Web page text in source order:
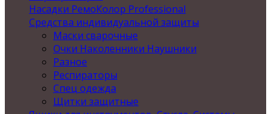
Насадки РемоКолор Professional
Средства индивидуальной защиты
Маски сварочные
Очки Наколенники Наушники
Разное
Респираторы
Спец одежда
Щитки защитные